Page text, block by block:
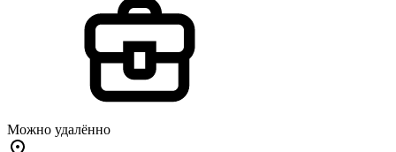
Можно удалённо